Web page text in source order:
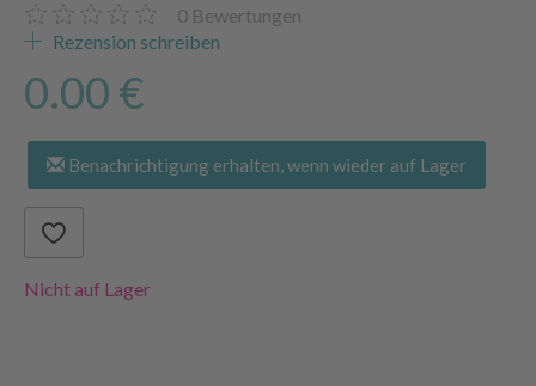
0 Bewertungen
Rezension schreiben
0.00 €
Benachrichtigung erhalten, wenn wieder auf Lager
Nicht auf Lager